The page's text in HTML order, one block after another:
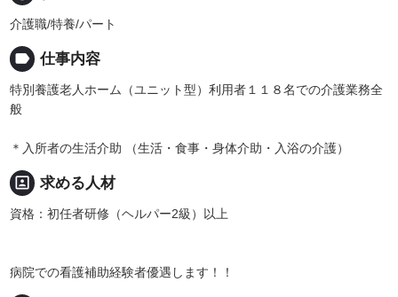
介護職/特養/パート
label 仕事内容
特別養護老人ホーム（ユニット型）利用者１１８名での介護業務全
般
＊入所者の生活介助 （生活・食事・身体介助・入浴の介護）
portrait 求める人材
資格：初任者研修（ヘルパー2級）以上
病院での看護補助経験者優遇します！！